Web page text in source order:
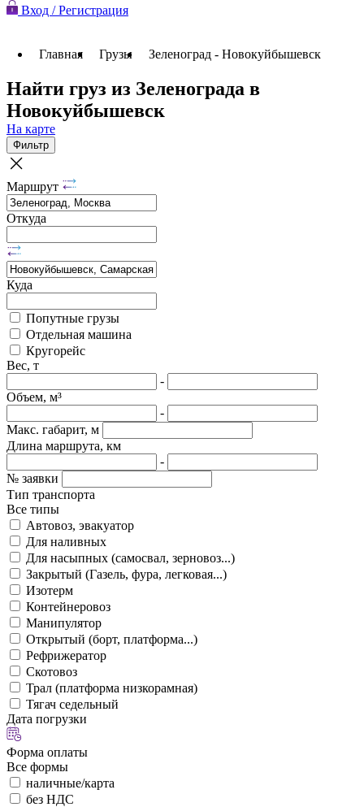
Вход / Регистрация
Главная Грузы Зеленоград - Новокуйбышевск
Найти груз из Зеленограда в
Новокуйбышевск
На карте
Фильтр
Маршрут
Откуда
Куда
Попутные грузы
Отдельная машина
Кругорейс
Вес, т
-
Объем, м³
-
Макс. габарит, м
Длина маршрута, км
-
№ заявки
Тип транспорта
Все типы
Автовоз, эвакуатор
Для наливных
Для насыпных (самосвал, зерновоз...)
Закрытый (Газель, фура, легковая...)
Изотерм
Контейнеровоз
Манипулятор
Открытый (борт, платформа...)
Рефрижератор
Скотовоз
Трал (платформа низкорамная)
Тягач седельный
Дата погрузки
Форма оплаты
Все формы
наличные/карта
без НДС